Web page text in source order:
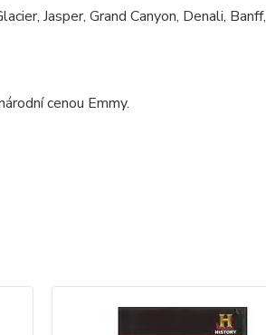
Jasper, Grand Canyon, Denali,
cenou Emmy.